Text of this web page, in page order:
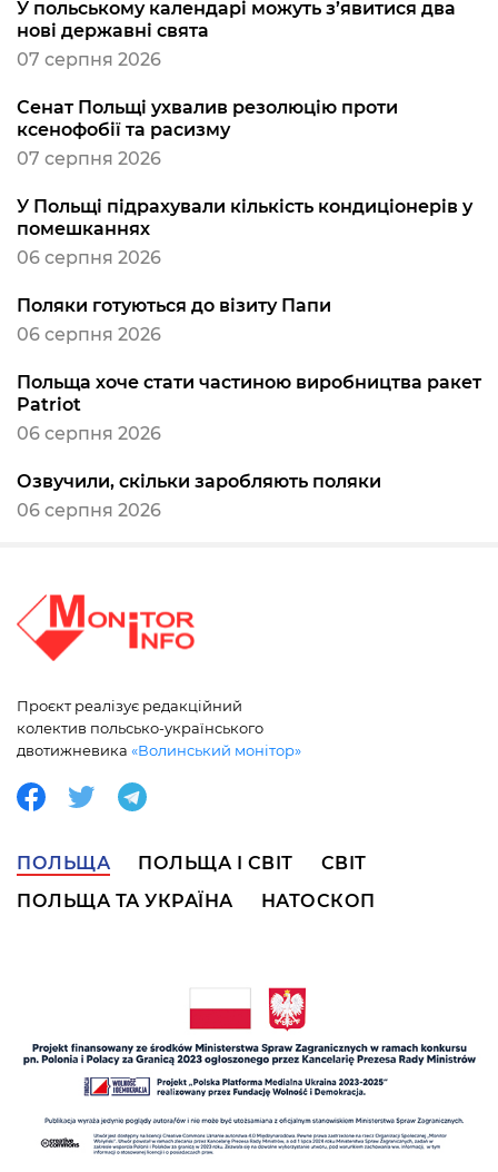
У польському календарі можуть з’явитися два
нові державні свята
07 серпня 2026
Сенат Польщі ухвалив резолюцію проти
ксенофобії та расизму
07 серпня 2026
У Польщі підрахували кількість кондиціонерів у
помешканнях
06 серпня 2026
Поляки готуються до візиту Папи
06 серпня 2026
Польща хоче стати частиною виробництва ракет
Patriot
06 серпня 2026
Озвучили, скільки заробляють поляки
06 серпня 2026
Проєкт реалізує редакційний
колектив польсько-українського
двотижневика «Волинський монітор»
ПОЛЬЩА ПОЛЬЩА І СВІТ
СВІТ
ПОЛЬЩА ТА УКРАЇНА
НАТОСКОП